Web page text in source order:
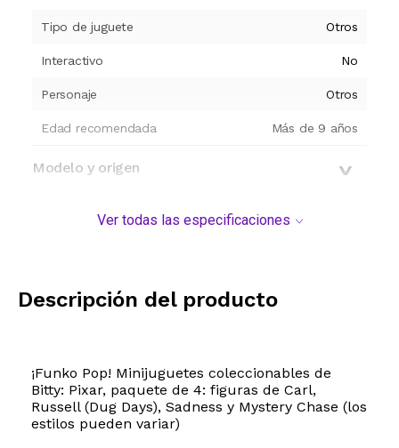
Tipo de juguete Otros
Interactivo No
Personaje Otros
Edad recomendada Más de 9 años
Modelo y origen
Ver todas las especificaciones
Descripción del producto
¡Funko Pop! Minijuguetes coleccionables de
Bitty: Pixar, paquete de 4: figuras de Carl,
Russell (Dug Days), Sadness y Mystery Chase (los
estilos pueden variar)